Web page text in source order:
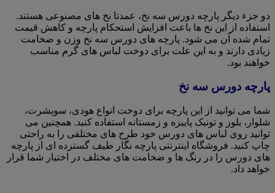
دو جزء دیگر پارچه دورس سه نخ، عمدتا نخ های مصنوعی هستند.
استفاده از این نخ ها باعث افزایش استحکام پارچه و کاهش قیمت
تمام شده آن می شود. پارچه های دورس سه نخ وزن و ضخامت
زیادی دارند و به این علت برای دوخت لباس های گرم مناسب
خواهند بود.
پارچه دورس سه نخ
شما می توانید از این پارچه برای دوخت انواع هودی، سویشرت،
شلوار، بلوز و تونیک پاییزه و زمستانه استفاده کنید. همچنین می
توانید روی لباس های دورس خود طرح های مختلفی را به راحتی
چاپ کنید. فروشگاه اینترنتی پارچه نگار طیف گسترده ای از پارچه
های دورس را در رنگ ها و ضخامت های مختلف در اختیار شما قرار
خواهد داد.